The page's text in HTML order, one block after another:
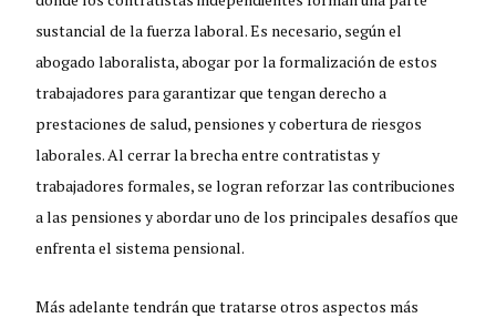
sustancial de la fuerza laboral. Es necesario, según el
abogado laboralista, abogar por la formalización de estos
trabajadores para garantizar que tengan derecho a
prestaciones de salud, pensiones y cobertura de riesgos
laborales. Al cerrar la brecha entre contratistas y
trabajadores formales, se logran reforzar las contribuciones
a las pensiones y abordar uno de los principales desafíos que
enfrenta el sistema pensional.
Más adelante tendrán que tratarse otros aspectos más